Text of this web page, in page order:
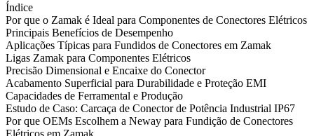
Índice
Por que o Zamak é Ideal para Componentes de Conectores Elétricos
Principais Benefícios de Desempenho
Aplicações Típicas para Fundidos de Conectores em Zamak
Ligas Zamak para Componentes Elétricos
Precisão Dimensional e Encaixe do Conector
Acabamento Superficial para Durabilidade e Proteção EMI
Capacidades de Ferramental e Produção
Estudo de Caso: Carcaça de Conector de Potência Industrial IP67
Por que OEMs Escolhem a Neway para Fundição de Conectores
Elétricos em Zamak